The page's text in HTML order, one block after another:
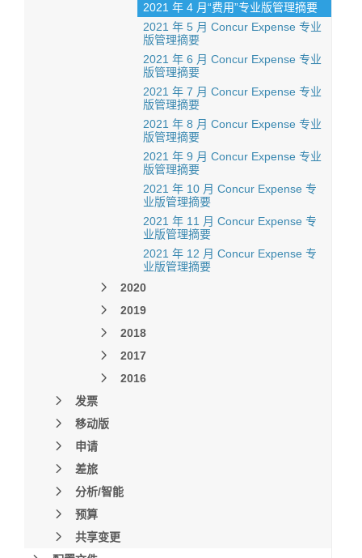
2021 年 4 月“费用”专业版管理摘要
2021 年 5 月 Concur Expense 专业
版管理摘要
2021 年 6 月 Concur Expense 专业
版管理摘要
2021 年 7 月 Concur Expense 专业
版管理摘要
2021 年 8 月 Concur Expense 专业
版管理摘要
2021 年 9 月 Concur Expense 专业
版管理摘要
2021 年 10 月 Concur Expense 专
业版管理摘要
2021 年 11 月 Concur Expense 专
业版管理摘要
2021 年 12 月 Concur Expense 专
业版管理摘要
2020
2019
2018
2017
2016
发票
移动版
申请
差旅
分析/智能
预算
共享变更